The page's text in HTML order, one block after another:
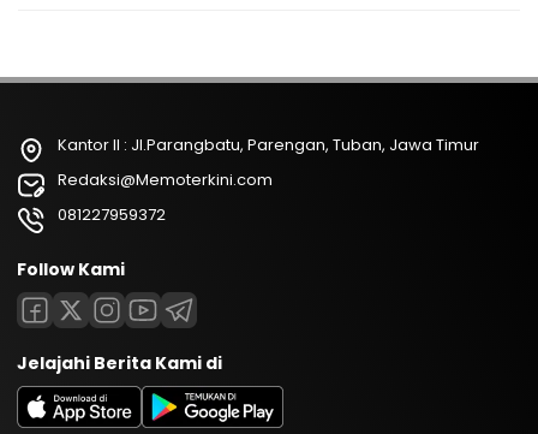
Kantor II : Jl.Parangbatu, Parengan, Tuban, Jawa Timur
Redaksi@Memoterkini.com
081227959372
Follow Kami
Jelajahi Berita Kami di